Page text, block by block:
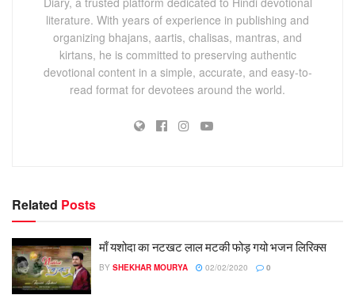
literature. With years of experience in publishing and
organizing bhajans, aartis, chalisas, mantras, and
kirtans, he is committed to preserving authentic
devotional content in a simple, accurate, and easy-to-
read format for devotees around the world.
Related Posts
माँ यशोदा का नटखट लाल मटकी फोड़ गयो भजन लिरिक्स
BY SHEKHAR MOURYA 02/02/2020 0